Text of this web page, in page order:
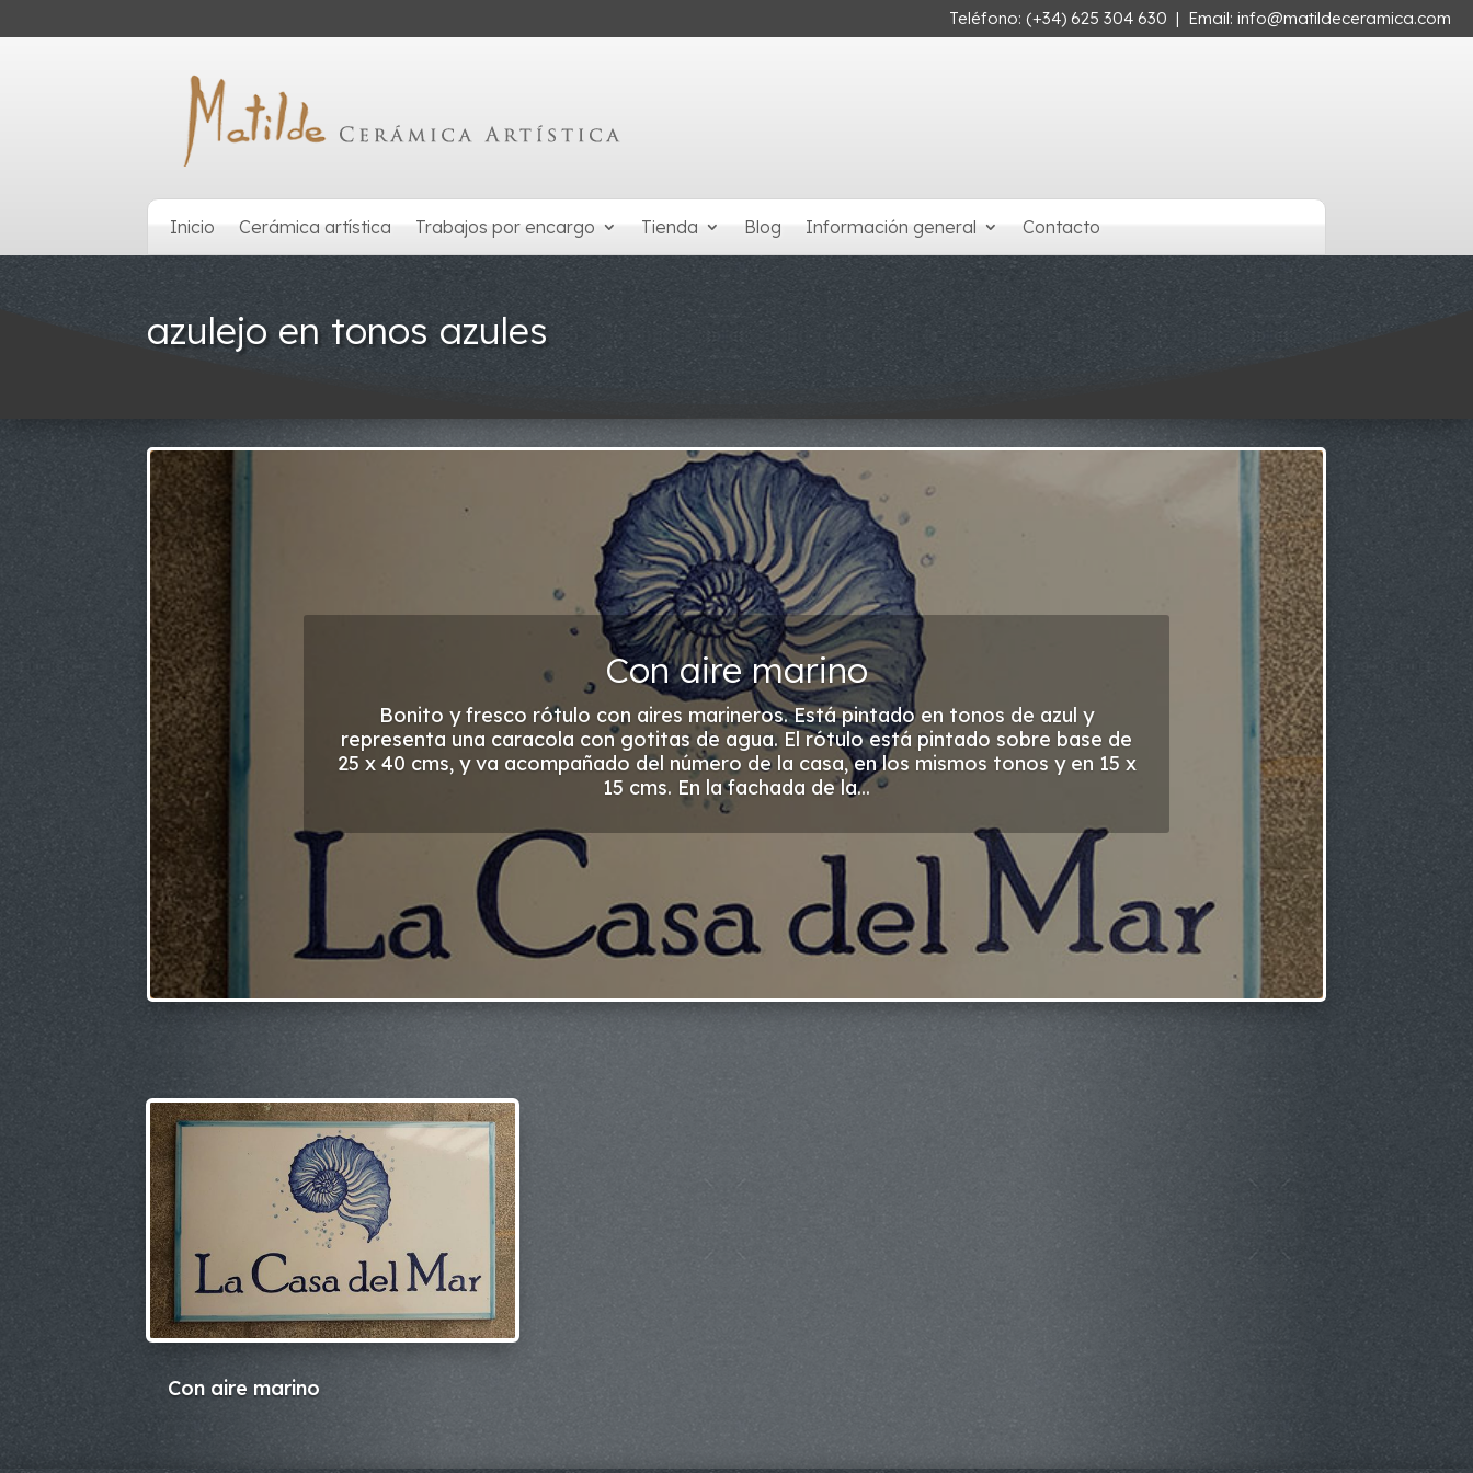
Teléfono: (+34) 625 304 630 | Email: info@matildeceramica.com
Inicio Cerámica artística Trabajos por encargo Tienda Blog Información general Contacto
azulejo en tonos azules
Con aire marino
Bonito y fresco rótulo con aires marineros. Está pintado en tonos de azul y
representa una caracola con gotitas de agua. El rótulo está pintado sobre base de
25 x 40 cms, y va acompañado del número de la casa, en los mismos tonos y en 15 x
15 cms. En la fachada de la...
Con aire marino